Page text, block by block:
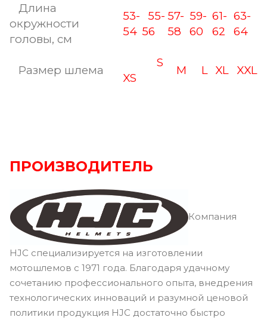
Длина
окружности
головы, см
53-
54
55-
56
57-
58
59-
60
61-
62
63-
64
Размер шлема
XS
S
M L XL XXL
ПРОИЗВОДИТЕЛЬ
Компания
HJC специализируется на изготовлении
мотошлемов с 1971 года. Благодаря удачному
сочетанию профессионального опыта, внедрения
технологических инноваций и разумной ценовой
политики продукция HJC достаточно быстро